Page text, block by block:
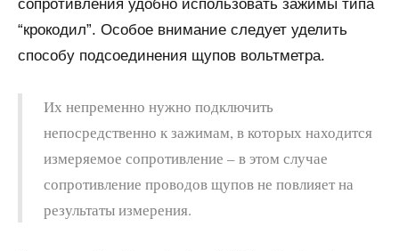
сопротивления удобно использовать зажимы типа
“крокодил”. Особое внимание следует уделить
способу подсоединения щупов вольтметра.
Их непременно нужно подключить
непосредственно к зажимам, в которых находится
измеряемое сопротивление – в этом случае
сопротивление проводов щупов не повлияет на
результаты измерения.